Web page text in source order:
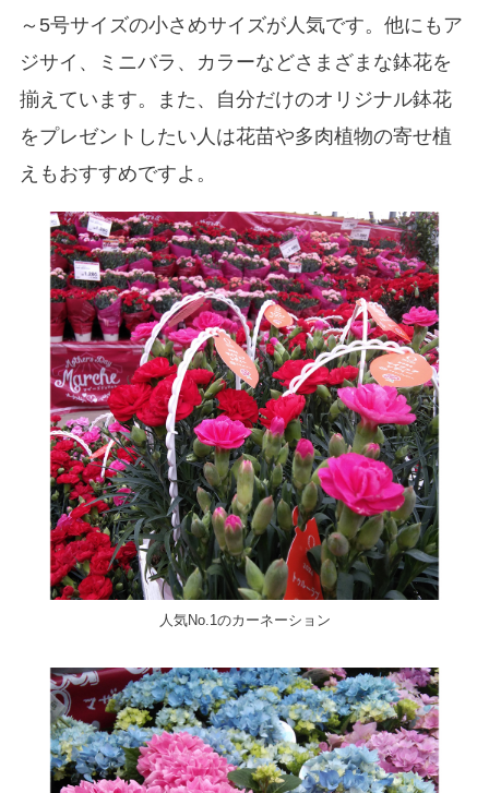
～5号サイズの小さめサイズが人気です。他にもア
ジサイ、ミニバラ、カラーなどさまざまな鉢花を
揃えています。また、自分だけのオリジナル鉢花
をプレゼントしたい人は花苗や多肉植物の寄せ植
えもおすすめですよ。
人気No.1のカーネーション